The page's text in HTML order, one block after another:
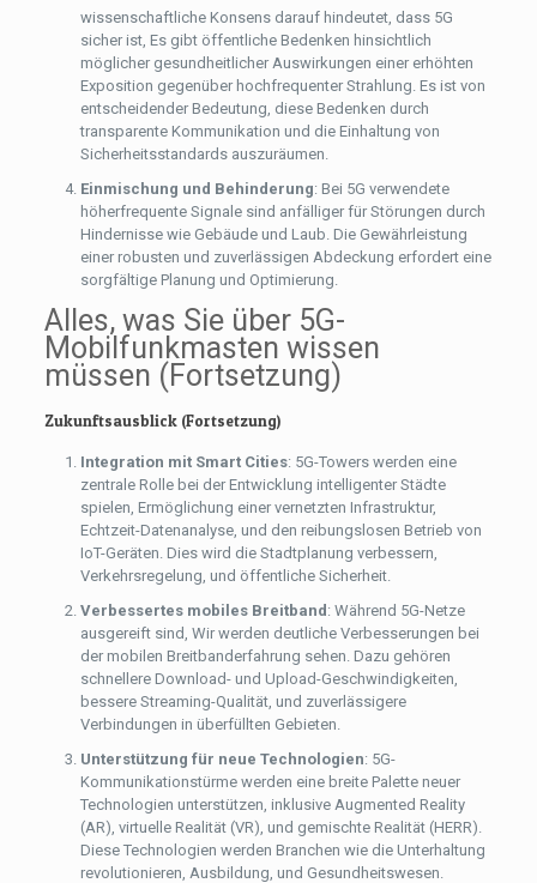
wissenschaftliche Konsens darauf hindeutet, dass 5G
sicher ist, Es gibt öffentliche Bedenken hinsichtlich
möglicher gesundheitlicher Auswirkungen einer erhöhten
Exposition gegenüber hochfrequenter Strahlung. Es ist von
entscheidender Bedeutung, diese Bedenken durch
transparente Kommunikation und die Einhaltung von
Sicherheitsstandards auszuräumen.
Einmischung und Behinderung: Bei 5G verwendete
höherfrequente Signale sind anfälliger für Störungen durch
Hindernisse wie Gebäude und Laub. Die Gewährleistung
einer robusten und zuverlässigen Abdeckung erfordert eine
sorgfältige Planung und Optimierung.
Alles, was Sie über 5G-
Mobilfunkmasten wissen
müssen (Fortsetzung)
Zukunftsausblick (Fortsetzung)
Integration mit Smart Cities: 5G-Towers werden eine
zentrale Rolle bei der Entwicklung intelligenter Städte
spielen, Ermöglichung einer vernetzten Infrastruktur,
Echtzeit-Datenanalyse, und den reibungslosen Betrieb von
IoT-Geräten. Dies wird die Stadtplanung verbessern,
Verkehrsregelung, und öffentliche Sicherheit.
Verbessertes mobiles Breitband : Während 5G-Netze
ausgereift sind, Wir werden deutliche Verbesserungen bei
der mobilen Breitbanderfahrung sehen. Dazu gehören
schnellere Download- und Upload-Geschwindigkeiten,
bessere Streaming-Qualität, und zuverlässigere
Verbindungen in überfüllten Gebieten.
Unterstützung für neue Technologien: 5G-
Kommunikationstürme werden eine breite Palette neuer
Technologien unterstützen, inklusive Augmented Reality
(AR), virtuelle Realität (VR), und gemischte Realität (HERR).
Diese Technologien werden Branchen wie die Unterhaltung
revolutionieren, Ausbildung, und Gesundheitswesen.